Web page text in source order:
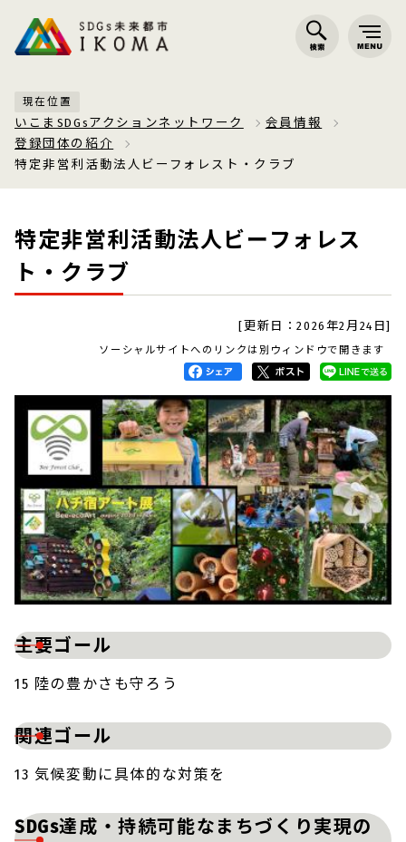
現在位置
いこまSDGsアクションネットワーク
会員情報
登録団体の紹介
特定非営利活動法人ビーフォレスト・クラブ
特定非営利活動法人ビーフォレス
ト・クラブ
[更新日：2026年2月24日]
ソーシャルサイトへのリンクは別ウィンドウで開きます
主要ゴール
15 陸の豊かさも守ろう
関連ゴール
13 気候変動に具体的な対策を
SDGs達成・持続可能なまちづくり実現の